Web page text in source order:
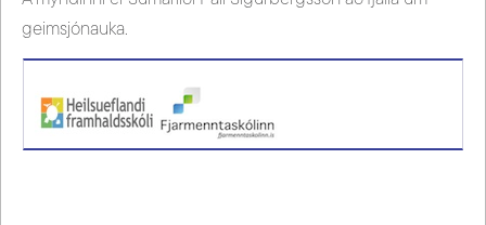
geimsjónauka.